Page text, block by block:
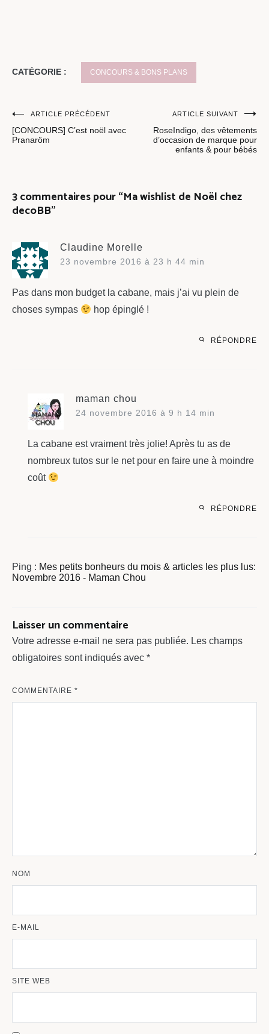
CATÉGORIE : CONCOURS & BONS PLANS
Navigation
de
ARTICLE PRÉCÉDENT
[CONCOURS] C’est noël avec
Pranaröm
ARTICLE SUIVANT
RoseIndigo, des vêtements
d’occasion de marque pour
enfants & pour bébés
3 commentaires pour “Ma wishlist de Noël chez
decoBB”
Claudine Morelle
23 novembre 2016 à 23 h 44 min
Pas dans mon budget la cabane, mais j’ai vu plein de
choses sympas
hop épinglé !
RÉPONDRE
maman chou
24 novembre 2016 à 9 h 14 min
La cabane est vraiment très jolie! Après tu as de
nombreux tutos sur le net pour en faire une à moindre
coût
RÉPONDRE
Ping : Mes petits bonheurs du mois & articles les plus lus:
Novembre 2016 - Maman Chou
Laisser un commentaire
Votre adresse e-mail ne sera pas publiée. Les champs
obligatoires sont indiqués avec *
COMMENTAIRE *
NOM
E-MAIL
SITE WEB